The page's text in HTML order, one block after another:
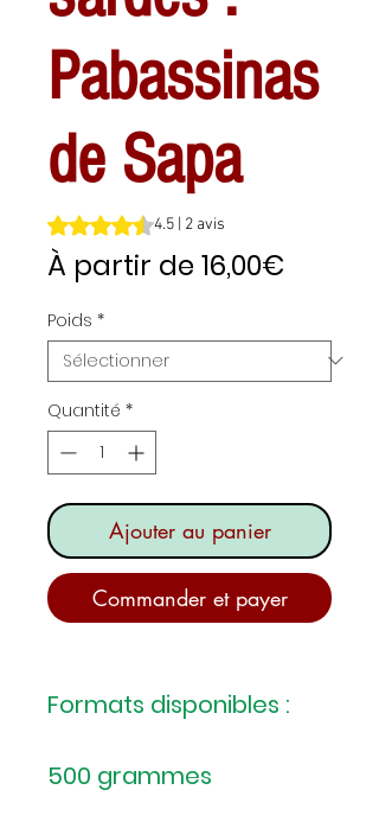
Pabassinas
de Sapa
La note est de 4.5 sur cinq étoiles selon
4.5 | 2 avis
À partir de 16,00€
Poids *
Quantité *
Ajouter au panier
Commander et payer
Formats disponibles :
500 grammes